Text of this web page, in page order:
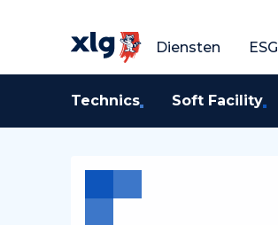
Diensten ESG
Technics Soft Facility